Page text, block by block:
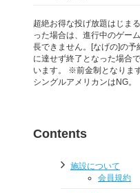
超絶お得な投げ放題はじま
った場合は、進行中のゲー
長できません。[なげの]の
に達せず終了となった場合
います。 ※前金制となりま
シングルアメリカンはNG。
Contents
施設について
会員規約